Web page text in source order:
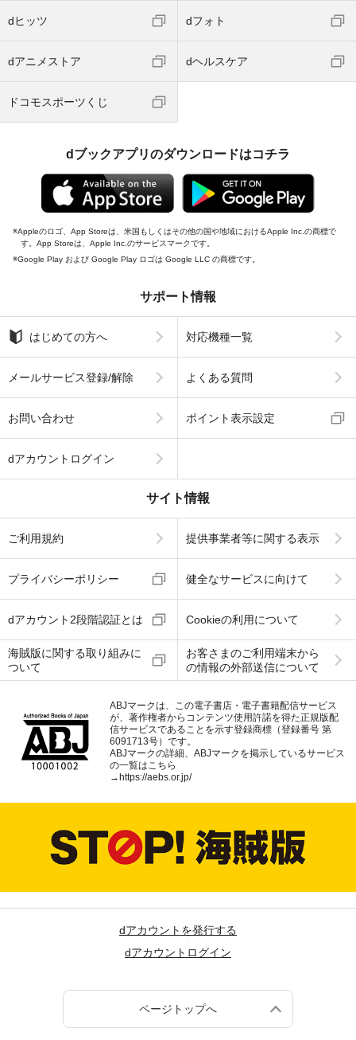
dヒッツ dフォト
dアニメストア dヘルスケア
ドコモスポーツくじ
dブックアプリのダウンロードはコチラ
Appleのロゴ、App Storeは、米国もしくはその他の国や地域におけるApple Inc.の商標で
す。App Storeは、Apple Inc.のサービスマークです。
Google Play および Google Play ロゴは Google LLC の商標です。
サポート情報
はじめての方へ 対応機種一覧
メールサービス登録/解除 よくある質問
お問い合わせ ポイント表示設定
dアカウントログイン
サイト情報
ご利用規約 提供事業者等に関する表示
プライバシーポリシー 健全なサービスに向けて
dアカウント2段階認証とは Cookieの利用について
海賊版に関する取り組みに
ついて
お客さまのご利用端末から
の情報の外部送信について
ABJマークは、この電子書店・電子書籍配信サービス
が、著作権者からコンテンツ使用許諾を得た正規版配
信サービスであることを示す登録商標（登録番号 第
6091713号）です。
ABJマークの詳細、ABJマークを掲示しているサービス
の一覧はこちら
→ https://aebs.or.jp/
dアカウントを発行する
dアカウントログイン
ページトップへ